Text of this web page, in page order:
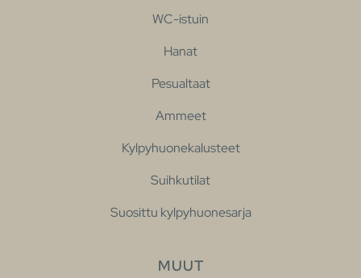
WC-istuin
Hanat
Pesualtaat
Ammeet
Kylpyhuonekalusteet
Suihkutilat
Suosittu kylpyhuonesarja
MUUT